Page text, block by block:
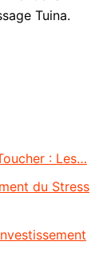
Tuina.
: Les…
du Stress